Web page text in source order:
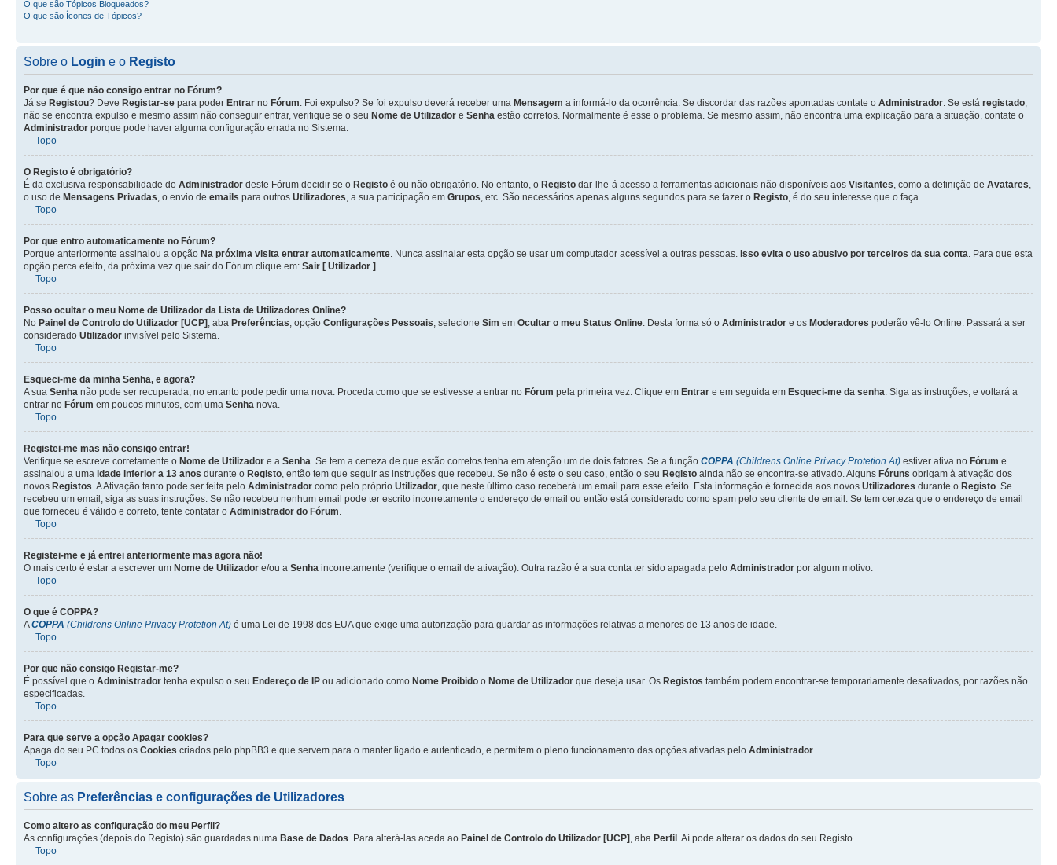
O que são Tópicos Bloqueados?
O que são Ícones de Tópicos?
Sobre o Login e o Registo
Por que é que não consigo entrar no Fórum?
Já se Registou? Deve Registar-se para poder Entrar no Fórum. Foi expulso? Se foi expulso deverá receber uma Mensagem a informá-lo da ocorrência. Se discordar das razões apontadas contate o Administrador. Se está registado,
não se encontra expulso e mesmo assim não conseguir entrar, verifique se o seu Nome de Utilizador e Senha estão corretos. Normalmente é esse o problema. Se mesmo assim, não encontra uma explicação para a situação, contate o
Administrador porque pode haver alguma configuração errada no Sistema.
Topo
O Registo é obrigatório?
É da exclusiva responsabilidade do Administrador deste Fórum decidir se o Registo é ou não obrigatório. No entanto, o Registo dar-lhe-á acesso a ferramentas adicionais não disponíveis aos Visitantes, como a definição de Avatares,
o uso de Mensagens Privadas, o envio de emails para outros Utilizadores, a sua participação em Grupos, etc. São necessários apenas alguns segundos para se fazer o Registo, é do seu interesse que o faça.
Topo
Por que entro automaticamente no Fórum?
Porque anteriormente assinalou a opção Na próxima visita entrar automaticamente. Nunca assinalar esta opção se usar um computador acessível a outras pessoas. Isso evita o uso abusivo por terceiros da sua conta. Para que esta
opção perca efeito, da próxima vez que sair do Fórum clique em: Sair [ Utilizador ]
Topo
Posso ocultar o meu Nome de Utilizador da Lista de Utilizadores Online?
No Painel de Controlo do Utilizador [UCP] , aba Preferências, opção Configurações Pessoais, selecione Sim em Ocultar o meu Status Online. Desta forma só o Administrador e os Moderadores poderão vê-lo Online. Passará a ser
considerado Utilizador invisível pelo Sistema.
Topo
Esqueci-me da minha Senha, e agora?
A sua Senha não pode ser recuperada, no entanto pode pedir uma nova. Proceda como que se estivesse a entrar no Fórum pela primeira vez. Clique em Entrar e em seguida em Esqueci-me da senha. Siga as instruções, e voltará a
entrar no Fórum em poucos minutos, com uma Senha nova.
Topo
Registei-me mas não consigo entrar!
Verifique se escreve corretamente o Nome de Utilizador e a Senha. Se tem a certeza de que estão corretos tenha em atenção um de dois fatores. Se a função COPPA (Childrens Online Privacy Protetion At) estiver ativa no Fórum e
assinalou a uma idade inferior a 13 anos durante o Registo, então tem que seguir as instruções que recebeu. Se não é este o seu caso, então o seu Registo ainda não se encontra-se ativado. Alguns Fóruns obrigam à ativação dos
novos Registos. A Ativação tanto pode ser feita pelo Administrador como pelo próprio Utilizador, que neste último caso receberá um email para esse efeito. Esta informação é fornecida aos novos Utilizadores durante o Registo. Se
recebeu um email, siga as suas instruções. Se não recebeu nenhum email pode ter escrito incorretamente o endereço de email ou então está considerado como spam pelo seu cliente de email. Se tem certeza que o endereço de email
que forneceu é válido e correto, tente contatar o Administrador do Fórum.
Topo
Registei-me e já entrei anteriormente mas agora não!
O mais certo é estar a escrever um Nome de Utilizador e/ou a Senha incorretamente (verifique o email de ativação). Outra razão é a sua conta ter sido apagada pelo Administrador por algum motivo.
Topo
O que é COPPA?
ACOPPA (Childrens Online Privacy Protetion At) é uma Lei de 1998 dos EUA que exige uma autorização para guardar as informações relativas a menores de 13 anos de idade.
Topo
Por que não consigo Registar-me?
É possível que o Administrador tenha expulso o seu Endereço de IP ou adicionado como Nome Proibido o Nome de Utilizador que deseja usar. Os Registos também podem encontrar-se temporariamente desativados, por razões não
especificadas.
Topo
Para que serve a opção Apagar cookies?
Apaga do seu PC todos os Cookies criados pelo phpBB3 e que servem para o manter ligado e autenticado, e permitem o pleno funcionamento das opções ativadas pelo Administrador.
Topo
Sobre as Preferências e configurações de Utilizadores
Como altero as configuração do meu Perfil?
As configurações (depois do Registo) são guardadas numa Base de Dados. Para alterá-las aceda ao Painel de Controlo do Utilizador [UCP] , aba Perfil . Aí pode alterar os dados do seu Registo.
Topo